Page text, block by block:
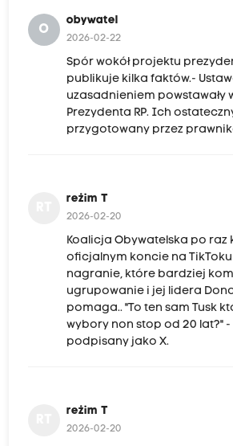
O
obywatel
2026-02-22
Spór wokół projektu
publikuje kilka faktów.-
uzasadnieniem powstawały
Prezydenta RP. Ich
przygotowany przez
reżim T
2026-02-20
Koalicja Obywatelska po raz
oficjalnym koncie na
nagranie, które bardziej
ugrupowanie i jej lidera
pomaga.. "To ten sam Tusk
wybory non stop od 20 lat?" -
podpisany jako X.
reżim T
2026-02-20